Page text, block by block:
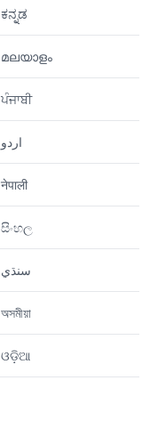
ಕನ್ನಡ
മലയാളം
ਪੰਜਾਬੀ
اردو
नेपाली
සිංහල
سنڌي
অসমীয়া
ଓଡ଼ିଆ